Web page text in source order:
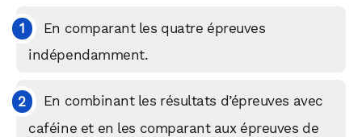
En comparant les quatre épreuves
indépendamment.
En combinant les résultats d’épreuves avec
caféine et en les comparant aux épreuves de